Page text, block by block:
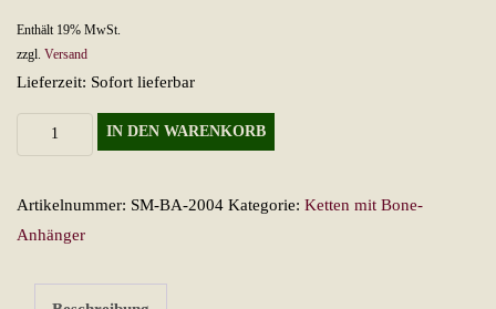
Enthält 19% MwSt.
zzgl.Versand
Lieferzeit: Sofort lieferbar
Bone-
Menge
IN DEN WARENKORB
Artikelnummer: SM-BA-2004 Kategorie:Ketten mit Bone-
Anhänger